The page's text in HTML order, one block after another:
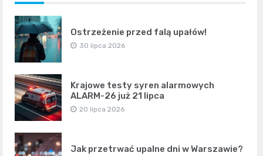
Ostrzeżenie przed falą upałów!
30 lipca 2026
Krajowe testy syren alarmowych
ALARM-26 już 21 lipca
20 lipca 2026
Jak przetrwać upalne dni w Warszawie?